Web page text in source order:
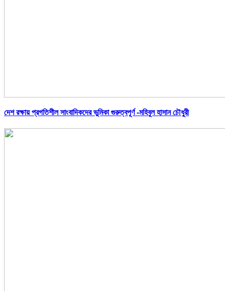
দেশ রক্ষায় প্রগতিশীল সাংবাদিকদের ভুমিকা গুরুত্বপূর্ণ -মহিবুল হাসান চৌধুরী